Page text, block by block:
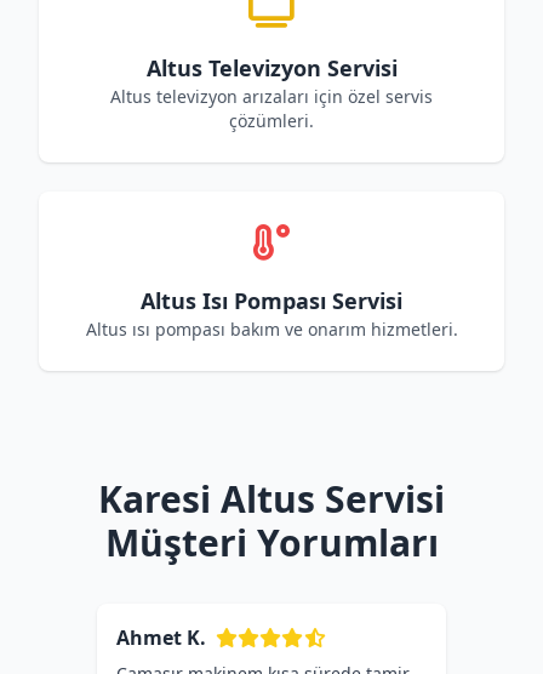
Altus Televizyon Servisi
Altus televizyon arızaları için özel servis
çözümleri.
Altus Isı Pompası Servisi
Altus ısı pompası bakım ve onarım hizmetleri.
Karesi Altus Servisi
Müşteri Yorumları
Ahmet K.